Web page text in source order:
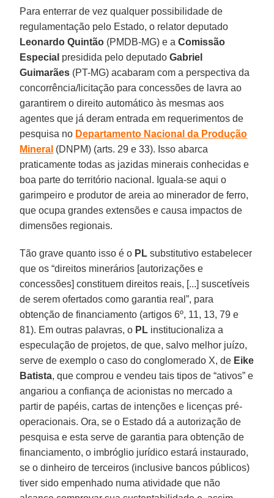
Para enterrar de vez qualquer possibilidade de
regulamentação pelo Estado, o relator deputado
Leonardo Quintão (PMDB-MG) e aComissão
Especial presidida pelo deputadoGabriel
Guimarães (PT-MG) acabaram com a perspectiva da
concorrência/licitação para concessões de lavra ao
garantirem o direito automático às mesmas aos
agentes que já deram entrada em requerimentos de
pesquisa no Departamento Nacional da Produção
Mineral (DNPM) (arts. 29 e 33). Isso abarca
praticamente todas as jazidas minerais conhecidas e
boa parte do território nacional. Iguala-se aqui o
garimpeiro e produtor de areia ao minerador de ferro,
que ocupa grandes extensões e causa impactos de
dimensões regionais.
Tão grave quanto isso é o PL substitutivo estabelecer
que os “direitos minerários [autorizações e
concessões] constituem direitos reais, [...] suscetíveis
de serem ofertados como garantia real”, para
obtenção de financiamento (artigos 6º, 11, 13, 79 e
81). Em outras palavras, o PL institucionaliza a
especulação de projetos, de que, salvo melhor juízo,
serve de exemplo o caso do conglomerado X, de Eike
Batista, que comprou e vendeu tais tipos de “ativos” e
angariou a confiança de acionistas no mercado a
partir de papéis, cartas de intenções e licenças pré-
operacionais. Ora, se o Estado dá a autorização de
pesquisa e esta serve de garantia para obtenção de
financiamento, o imbróglio jurídico estará instaurado,
se o dinheiro de terceiros (inclusive bancos públicos)
tiver sido empenhado numa atividade que não